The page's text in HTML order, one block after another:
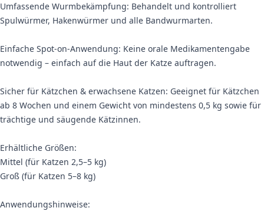
Umfassende Wurmbekämpfung: Behandelt und kontrolliert
Spulwürmer, Hakenwürmer und alle Bandwurmarten.
Einfache Spot-on-Anwendung: Keine orale Medikamentengabe
notwendig – einfach auf die Haut der Katze auftragen.
Sicher für Kätzchen & erwachsene Katzen: Geeignet für Kätzchen
ab 8 Wochen und einem Gewicht von mindestens 0,5 kg sowie für
trächtige und säugende Kätzinnen.
Erhältliche Größen:
Mittel (für Katzen 2,5–5 kg)
Groß (für Katzen 5–8 kg)
Anwendungshinweise: